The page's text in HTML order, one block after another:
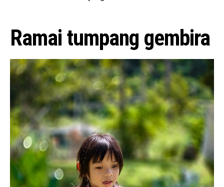
Ramai tumpang gembira